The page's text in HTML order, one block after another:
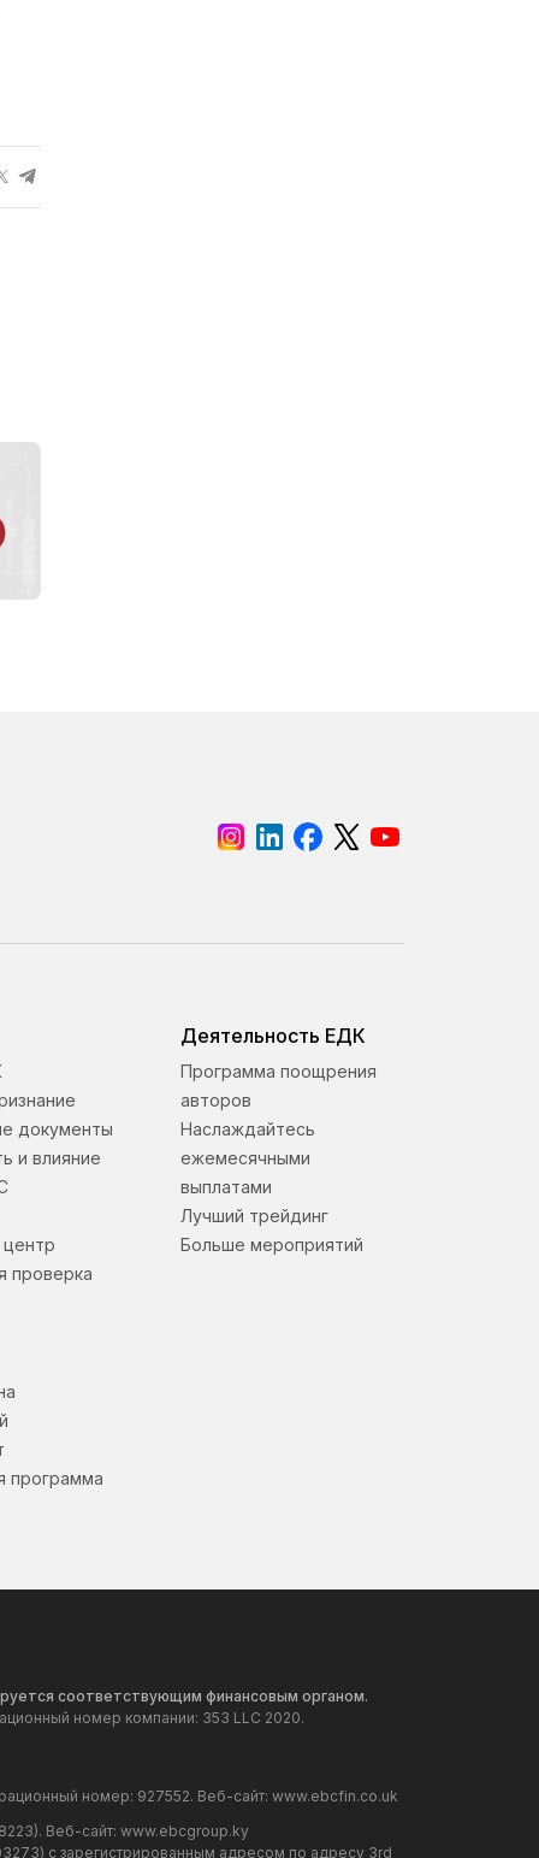
документы
и влияние
проверка
программа
Деятельность ЕДК
Программа поощрения
авторов
Наслаждайтесь
ежемесячными
выплатами
Лучший трейдинг
Больше мероприятий
соответствующим финансовым органом.
номер компании: 353 LLC 2020.
номер: 927552. Веб-сайт: www.ebcfin.co.uk
Веб-сайт: www.ebcgroup.ky
с зарегистрированным адресом по адресу 3rd